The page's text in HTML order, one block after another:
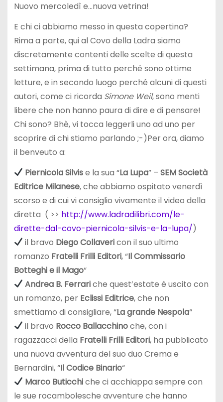
Nuovo mercoledì e…nuova vetrina!
E chi ci abbiamo messo in questa copertina?
Rima a parte, qui al Covo della Ladra siamo
discretamente contenti delle scelte di questa
settimana, prima di tutto perché sono ottime
letture, e in secondo luogo perché alcuni di questi
autori, come ci ricorda Simone Weil, sono menti
libere che non hanno paura di dire e di pensare!
Chi sono? Bhè, vi tocca leggerli uno ad uno per
scoprire di chi stiamo parlando ;-)Per ora, diamo
il benveuto a:
Piernicola Silvise la sua “La Lupa” –SEM Società
Editrice Milanese, che abbiamo ospitato venerdì
scorso e di cui vi consiglio vivamente il video della
diretta ( >> http://www.ladradilibri.com/le-
dirette-dal-covo-piernicola-silvis-e-la-lupa/)
il bravo Diego Collavericon il suo ultimo
romanzo Fratelli Frilli Editori, “Il Commissario
Botteghi e il Mago“
Andrea B. Ferrariche quest’estate è uscito con
un romanzo, per Eclissi Editrice, che non
smettiamo di consigliare, “La grande Nespola“
il bravo Rocco Ballacchinoche, con i
ragazzacci della Fratelli Frilli Editori, ha pubblicato
una nuova avventura del suo duo Crema e
Bernardini, “Il Codice Binario“
Marco Buticchiche ci acchiappa sempre con
le sue rocambolesche avventure che hanno